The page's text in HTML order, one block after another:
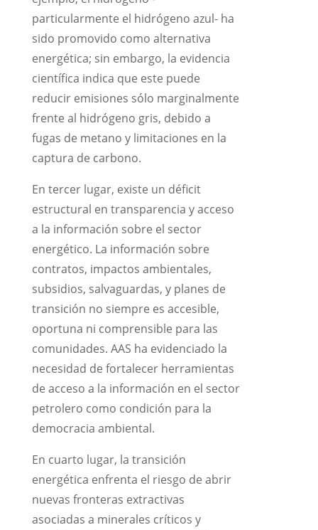
particularmente el hidrógeno azul- ha
sido promovido como alternativa
energética; sin embargo, la evidencia
científica indica que este puede
reducir emisiones sólo marginalmente
frente al hidrógeno gris, debido a
fugas de metano y limitaciones en la
captura de carbono.
En tercer lugar, existe un déficit
estructural en transparencia y acceso
a la información sobre el sector
energético. La información sobre
contratos, impactos ambientales,
subsidios, salvaguardas, y planes de
transición no siempre es accesible,
oportuna ni comprensible para las
comunidades. AAS ha evidenciado la
necesidad de fortalecer herramientas
de acceso a la información en el sector
petrolero como condición para la
democracia ambiental.
En cuarto lugar, la transición
energética enfrenta el riesgo de abrir
nuevas fronteras extractivas
asociadas a minerales críticos y